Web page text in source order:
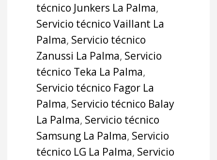
técnico Junkers La Palma,
Servicio técnico Vaillant La
Palma, Servicio técnico
Zanussi La Palma, Servicio
técnico Teka La Palma,
Servicio técnico Fagor La
Palma, Servicio técnico Balay
La Palma, Servicio técnico
Samsung La Palma, Servicio
técnico LG La Palma, Servicio